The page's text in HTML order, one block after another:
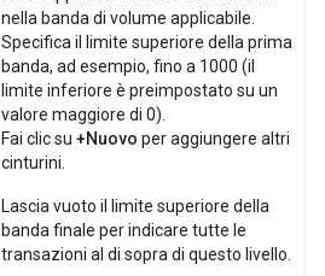
nella banda di volume applicabile.
Specifica il limite superiore della prima
banda, ad esempio, fino a 1000 (il
limite inferiore è preimpostato su un
valore maggiore di 0).
Fai clic su +Nuovo per aggiungere altri
cinturini.
Lascia vuoto il limite superiore della
banda finale per indicare tutte le
transazioni al di sopra di questo livello.